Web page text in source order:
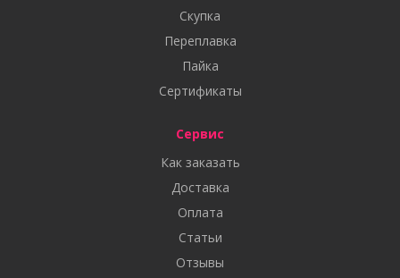
Скупка
Переплавка
Пайка
Сертификаты
Сервис
Как заказать
Доставка
Оплата
Статьи
Отзывы